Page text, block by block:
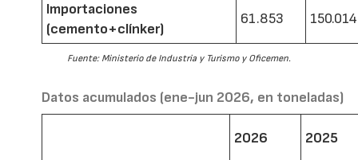
Importaciones
(cemento+clínker)
61.853 150.014
Fuente: Ministerio de Industria y Turismo y Oficemen.
Datos acumulados (ene-jun 2026, en toneladas)
2026 2025